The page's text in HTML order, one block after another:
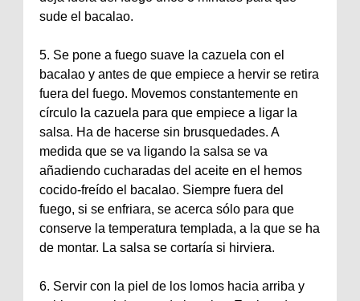
sude el bacalao.
5. Se pone a fuego suave la cazuela con el
bacalao y antes de que empiece a hervir se retira
fuera del fuego. Movemos constantemente en
círculo la cazuela para que empiece a ligar la
salsa. Ha de hacerse sin brusquedades. A
medida que se va ligando la salsa se va
añadiendo cucharadas del aceite en el hemos
cocido-freído el bacalao. Siempre fuera del
fuego, si se enfriara, se acerca sólo para que
conserve la temperatura templada, a la que se ha
de montar. La salsa se cortaría si hirviera.
6. Servir con la piel de los lomos hacia arriba y